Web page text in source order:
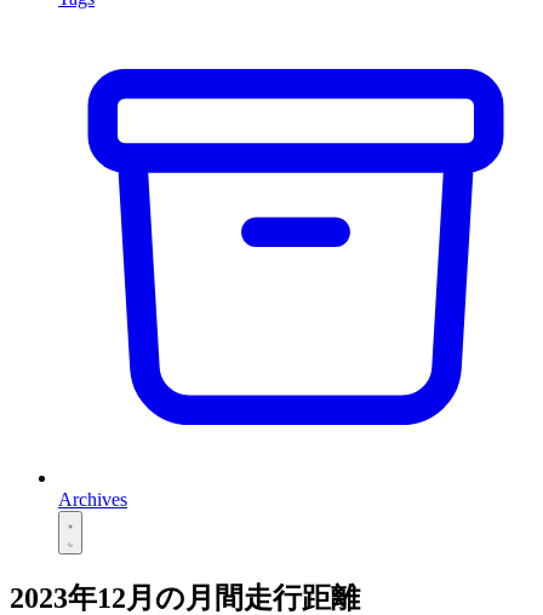
Archives
2023年12月の月間走行距離